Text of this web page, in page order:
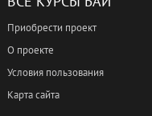
Приобрести проект
О проекте
Условия пользования
Карта сайта